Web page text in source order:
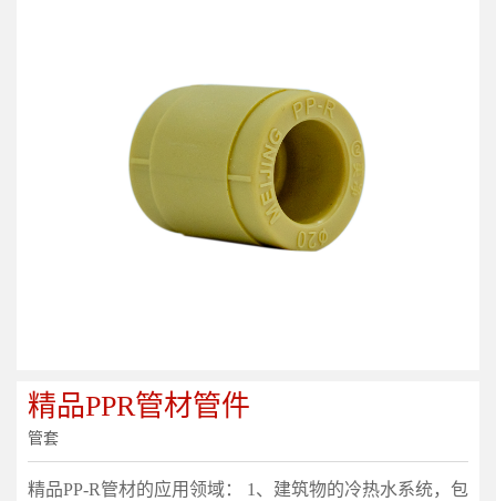
精品PPR管材管件
管套
精品PP-R管材的应用领域： 1、建筑物的冷热水系统，包